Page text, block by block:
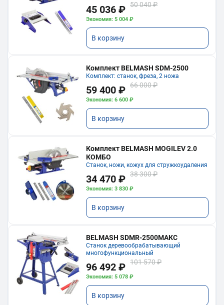
45 036 ₽ 50 040 ₽
Экономия: 5 004 ₽
В корзину
Комплект BELMASH SDM-2500
Комплект: станок, фреза, 2 ножа
59 400 ₽ 66 000 ₽
Экономия: 6 600 ₽
В корзину
Комплект BELMASH MOGILEV 2.0
КОМБО
Станок, ножи, кожух для стружкоудаления
34 470 ₽ 38 300 ₽
Экономия: 3 830 ₽
В корзину
BELMASH SDMR-2500МАКС
Станок деревообрабатывающий
многофункциональный
96 492 ₽ 101 570 ₽
Экономия: 5 078 ₽
В корзину